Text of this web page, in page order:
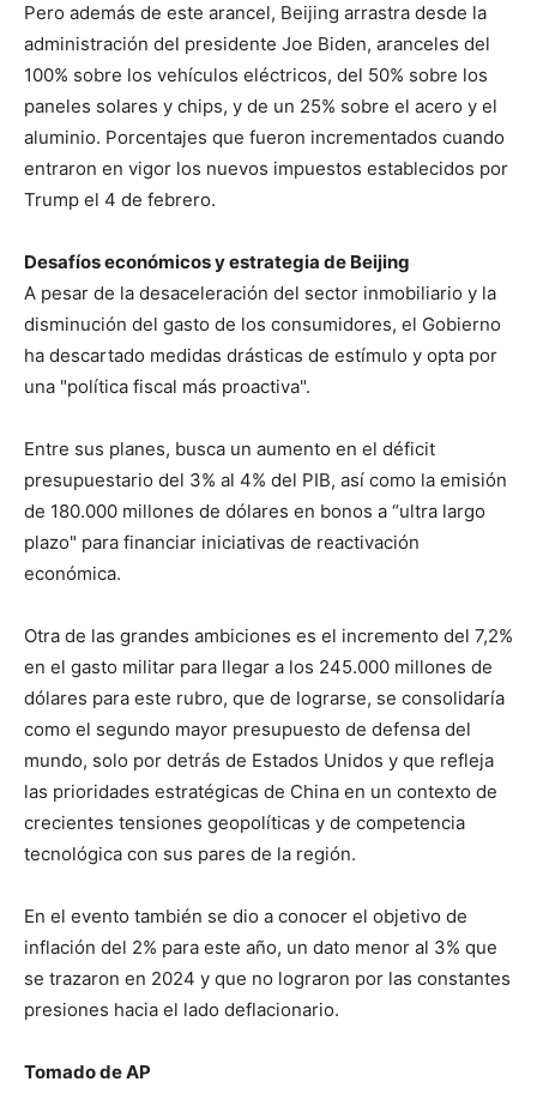
Pero además de este arancel, Beijing arrastra desde la
administración del presidente Joe Biden, aranceles del
100% sobre los vehículos eléctricos, del 50% sobre los
paneles solares y chips, y de un 25% sobre el acero y el
aluminio. Porcentajes que fueron incrementados cuando
entraron en vigor los nuevos impuestos establecidos por
Trump el 4 de febrero.
Desafíos económicos y estrategia de Beijing
A pesar de la desaceleración del sector inmobiliario y la
disminución del gasto de los consumidores, el Gobierno
ha descartado medidas drásticas de estímulo y opta por
una "política fiscal más proactiva".
Entre sus planes, busca un aumento en el déficit
presupuestario del 3% al 4% del PIB, así como la emisión
de 180.000 millones de dólares en bonos a “ultra largo
plazo" para financiar iniciativas de reactivación
económica.
Otra de las grandes ambiciones es el incremento del 7,2%
en el gasto militar para llegar a los 245.000 millones de
dólares para este rubro, que de lograrse, se consolidaría
como el segundo mayor presupuesto de defensa del
mundo, solo por detrás de Estados Unidos y que refleja
las prioridades estratégicas de China en un contexto de
crecientes tensiones geopolíticas y de competencia
tecnológica con sus pares de la región.
En el evento también se dio a conocer el objetivo de
inflación del 2% para este año, un dato menor al 3% que
se trazaron en 2024 y que no lograron por las constantes
presiones hacia el lado deflacionario.
Tomado de AP